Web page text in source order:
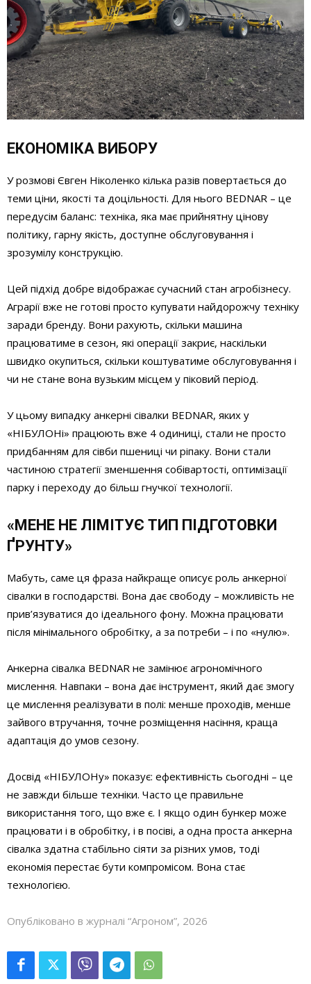
ЕКОНОМІКА ВИБОРУ
У розмові Євген Ніколенко кілька разів повертається до
теми ціни, якості та доцільності. Для нього BEDNAR – це
передусім баланс: техніка, яка має прийнятну цінову
політику, гарну якість, доступне обслуговування і
зрозумілу конструкцію.
Цей підхід добре відображає сучасний стан агробізнесу.
Аграрії вже не готові просто купувати найдорожчу техніку
заради бренду. Вони рахують, скільки машина
працюватиме в сезон, які операції закриє, наскільки
швидко окупиться, скільки коштуватиме обслуговування і
чи не стане вона вузьким місцем у піковий період.
У цьому випадку анкерні сівалки BEDNAR, яких у
«НІБУЛОНі» працюють вже 4 одиниці, стали не просто
придбанням для сівби пшениці чи ріпаку. Вони стали
частиною стратегії зменшення собівартості, оптимізації
парку і переходу до більш гнучкої технології.
«МЕНЕ НЕ ЛІМІТУЄ ТИП ПІДГОТОВКИ
ҐРУНТУ»
Мабуть, саме ця фраза найкраще описує роль анкерної
сівалки в господарстві. Вона дає свободу – можливість не
прив’язуватися до ідеального фону. Можна працювати
після мінімального обробітку, а за потреби – і по «нулю».
Анкерна сівалка BEDNAR не замінює агрономічного
мислення. Навпаки – вона дає інструмент, який дає змогу
це мислення реалізувати в полі: менше проходів, менше
зайвого втручання, точне розміщення насіння, краща
адаптація до умов сезону.
Досвід «НІБУЛОНу» показує: ефективність сьогодні – це
не завжди більше техніки. Часто це правильне
використання того, що вже є. І якщо один бункер може
працювати і в обробітку, і в посіві, а одна проста анкерна
сівалка здатна стабільно сіяти за різних умов, тоді
економія перестає бути компромісом. Вона стає
технологією.
Опубліковано в журналі “Агроном”, 2026